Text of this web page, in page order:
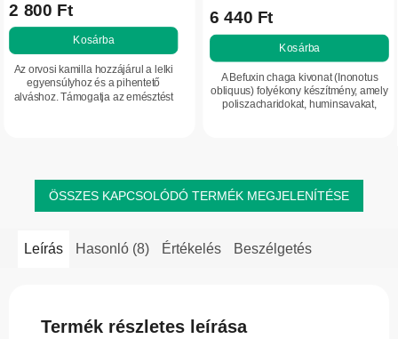
2 800 Ft
Kosárba
Az orvosi kamilla hozzájárul a lelki
egyensúlyhoz és a pihentető
alváshoz. Támogatja az emésztést
6 440 Ft
Kosárba
A Befuxin chaga kivonat (Inonotus
obliquus) folyékony készítmény, amely
poliszacharidokat, huminsavakat,
ÖSSZES KAPCSOLÓDÓ TERMÉK MEGJELENÍTÉSE
Leírás Hasonló (8) Értékelés Beszélgetés
Termék részletes leírása